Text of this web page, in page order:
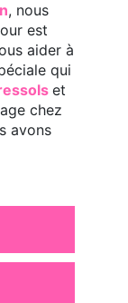
, nous
est
aider à
qui
et
chez
avons